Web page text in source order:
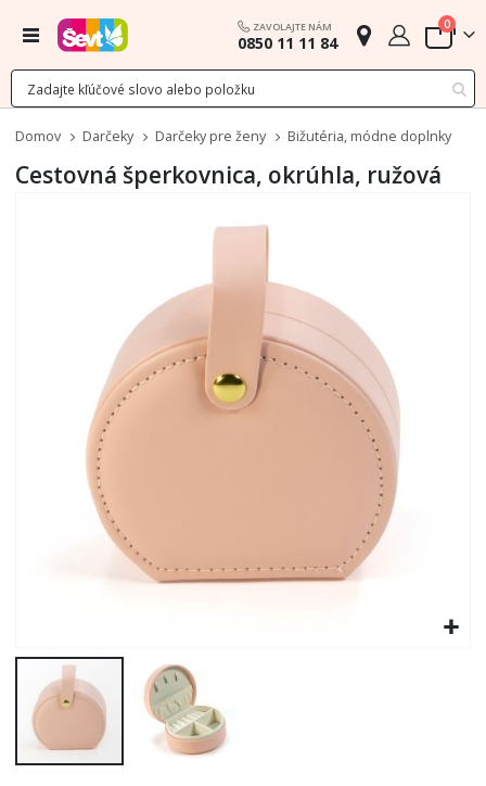
Menu ZAVOLAJTE NÁM
0850 11 11 84 Cart
0
Domov Darčeky Darčeky pre ženy Bižutéria, módne doplnky
Cestovná šperkovnica, okrúhla, ružová